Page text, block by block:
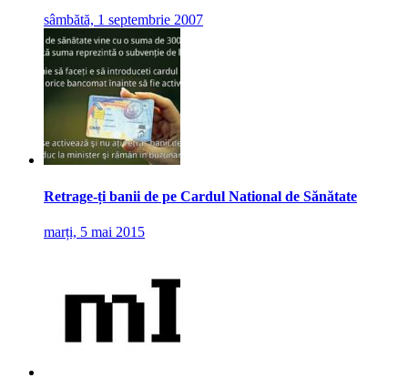
sâmbătă, 1 septembrie 2007
Retrage-ți banii de pe Cardul National de Sănătate
marți, 5 mai 2015